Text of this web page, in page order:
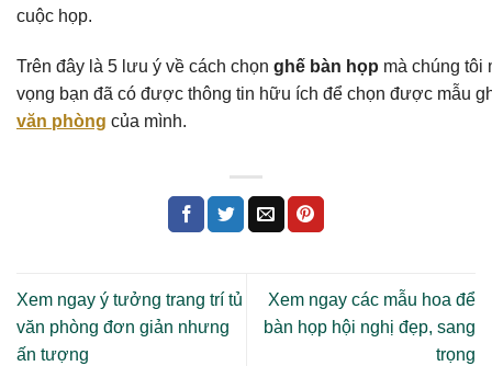
cuộc họp.
Trên đây là 5 lưu ý về cách chọn ghế bàn họp mà chúng tôi
vọng bạn đã có được thông tin hữu ích để chọn được mẫu
văn phòng của mình.
Xem ngay ý tưởng trang trí tủ
văn phòng đơn giản nhưng
ấn tượng
Xem ngay các mẫu hoa để
bàn họp hội nghị đẹp, sang
trọng